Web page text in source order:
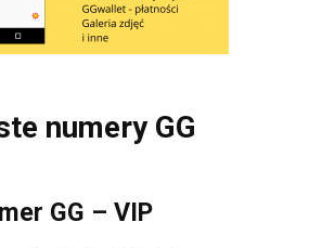
numery GG
GG – VIP